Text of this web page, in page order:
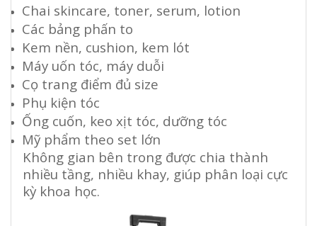
Chai skincare, toner, serum, lotion
Các bảng phấn to
Kem nền, cushion, kem lót
Máy uốn tóc, máy duỗi
Cọ trang điểm đủ size
Phụ kiện tóc
Ống cuốn, keo xịt tóc, dưỡng tóc
Mỹ phẩm theo set lớn
Không gian bên trong được chia thành
nhiều tầng, nhiều khay, giúp phân loại cực
kỳ khoa học.